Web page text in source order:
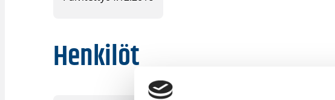
Henkilöt